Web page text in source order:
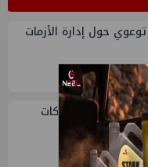
حول إدارة الأزمات
60 ألف طن من زيوت المحركات